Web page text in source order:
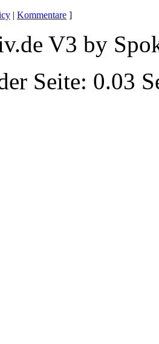
| Kommentare ]
V3 by
Seite: 0.03